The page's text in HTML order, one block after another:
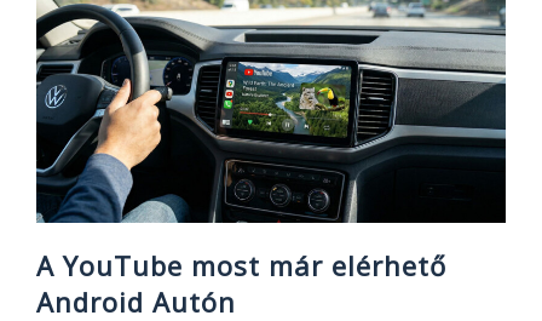
távolság
elég
a
több
méteres
képhez
A YouTube most már elérhető
Android Autón